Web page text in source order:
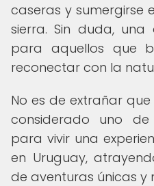
caseras y sumergirse
sierra. Sin duda, una
para aquellos que
reconectar con la
No es de extrañar
considerado uno
para vivir una
en Uruguay,
de aventuras únicas y